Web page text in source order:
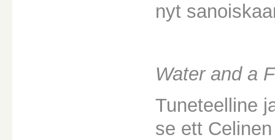
nyt
Water and a
Tuneteelline
se ett